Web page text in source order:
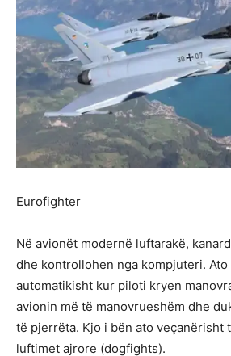
Eurofighter
Në avionët modernë luftarakë,
dhe kontrollohen nga kompjuteri. Ato
automatikisht kur piloti kryen
avionin më të manovrueshëm dhe
të pjerrëta. Kjo i bën ato veçanërisht
luftimet ajrore (dogfights).